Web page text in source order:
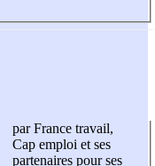
par France travail,
Cap emploi et ses
partenaires pour ses